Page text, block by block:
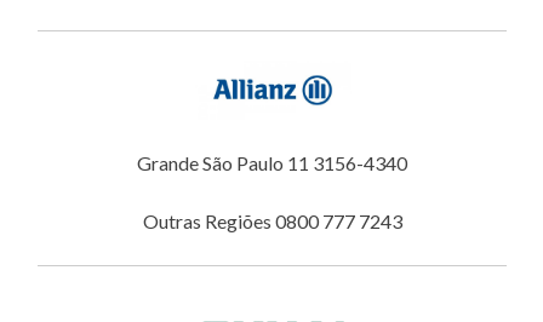
Grande São Paulo 11 3156-4340
Outras Regiões 0800 777 7243